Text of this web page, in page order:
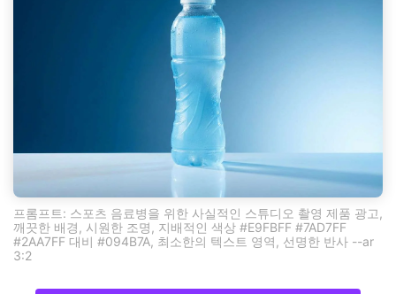
프롬프트: 스포츠 음료병을 위한 사실적인 스튜디오 촬영 제품 광고,
깨끗한 배경, 시원한 조명, 지배적인 색상 #E9FBFF #7AD7FF
#2AA7FF 대비 #094B7A, 최소한의 텍스트 영역, 선명한 반사 --ar
3:2